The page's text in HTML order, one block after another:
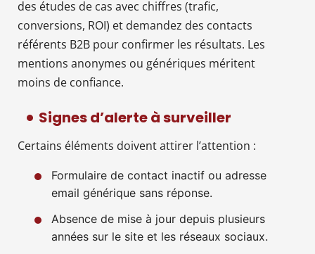
des études de cas avec chiffres (trafic,
conversions, ROI) et demandez des contacts
référents B2B pour confirmer les résultats. Les
mentions anonymes ou génériques méritent
moins de confiance.
Signes d’alerte à surveiller
Certains éléments doivent attirer l’attention :
Formulaire de contact inactif ou adresse
email générique sans réponse.
Absence de mise à jour depuis plusieurs
années sur le site et les réseaux sociaux.